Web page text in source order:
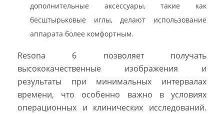
дополнительные аксессуары, такие как
бесштырьковые иглы, делают использование
аппарата более комфортным.
Resona 6 позволяет получать
высококачественные изображения и
результаты при минимальных интервалах
времени, что особенно важно в условиях
операционных и клинических исследований.